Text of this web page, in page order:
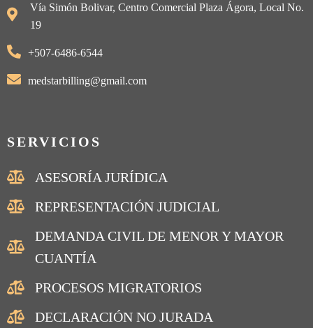
Vía Simón Bolivar, Centro Comercial Plaza Ágora, Local No.
19
+507-6486-6544
medstarbilling@gmail.com
SERVICIOS
ASESORÍA JURÍDICA
REPRESENTACIÓN JUDICIAL
DEMANDA CIVIL DE MENOR Y MAYOR
CUANTÍA
PROCESOS MIGRATORIOS
DECLARACIÓN NO JURADA